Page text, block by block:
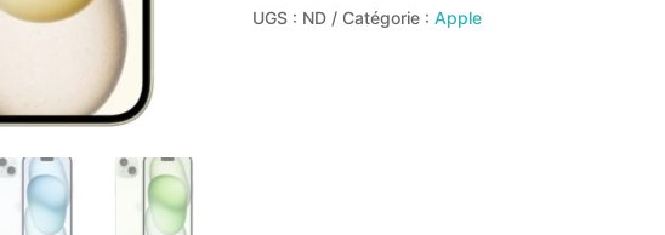
UGS : ND Catégorie : Apple